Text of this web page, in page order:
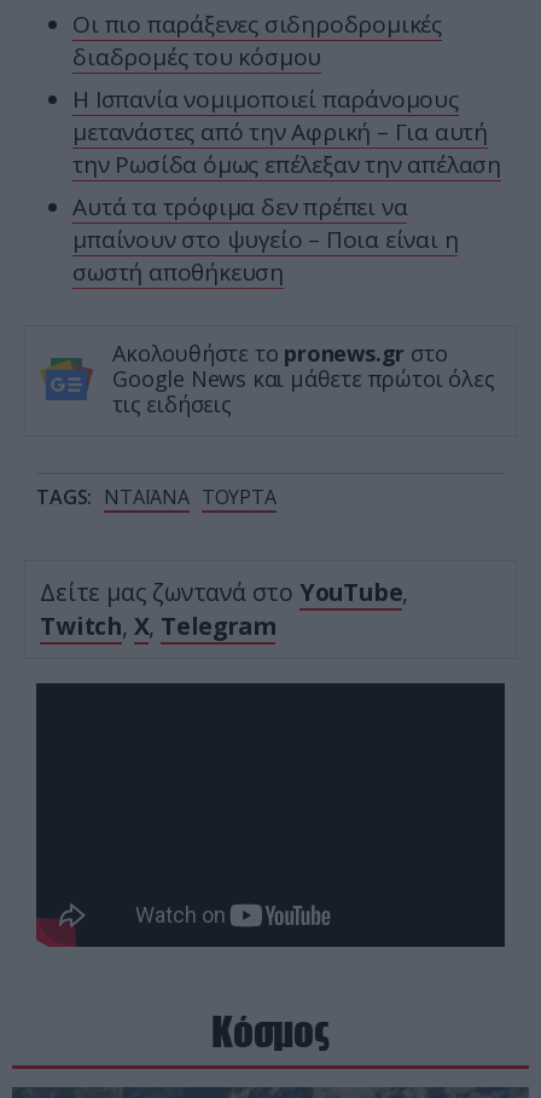
Οι πιο παράξενες σιδηροδρομικές
διαδρομές του κόσμου
Η Ισπανία νομιμοποιεί παράνομους
μετανάστες από την Αφρική – Για αυτή
την Ρωσίδα όμως επέλεξαν την απέλαση
Αυτά τα τρόφιμα δεν πρέπει να
μπαίνουν στο ψυγείο – Ποια είναι η
σωστή αποθήκευση
Ακολουθήστε το pronews.gr στο
Google News και μάθετε πρώτοι όλες
τις ειδήσεις
TAGS: ΝΤΑΪΑΝΑ ΤΟΥΡΤΑ
Δείτε μας ζωντανά στο YouTube,
Twitch, X, Telegram
Κόσμος